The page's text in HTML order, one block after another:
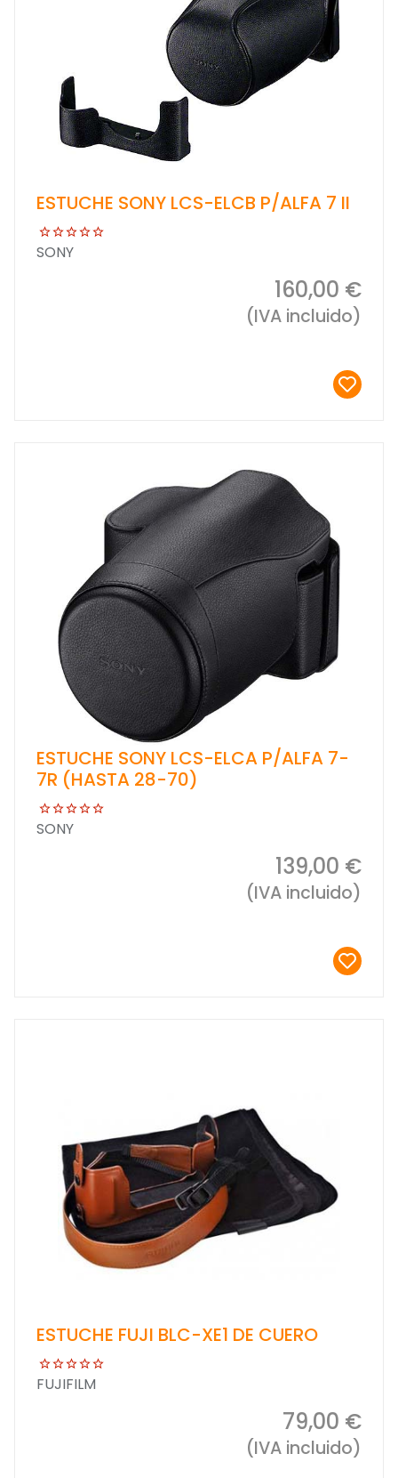
ESTUCHE SONY LCS-ELCB P/ALFA 7 II
SONY
160,00 €
(IVA incluido)
ESTUCHE SONY LCS-ELCA P/ALFA 7-
7R (HASTA 28-70)
SONY
139,00 €
(IVA incluido)
ESTUCHE FUJI BLC-XE1 DE CUERO
FUJIFILM
79,00 €
(IVA incluido)